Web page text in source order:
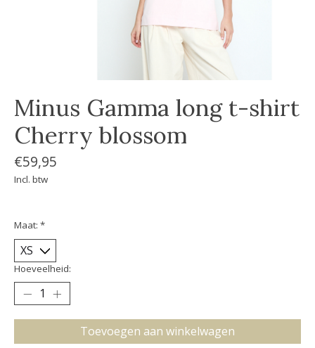
Minus Gamma long t-shirt
Cherry blossom
€59,95
Incl. btw
Maat: *
Hoeveelheid:
Toevoegen aan winkelwagen